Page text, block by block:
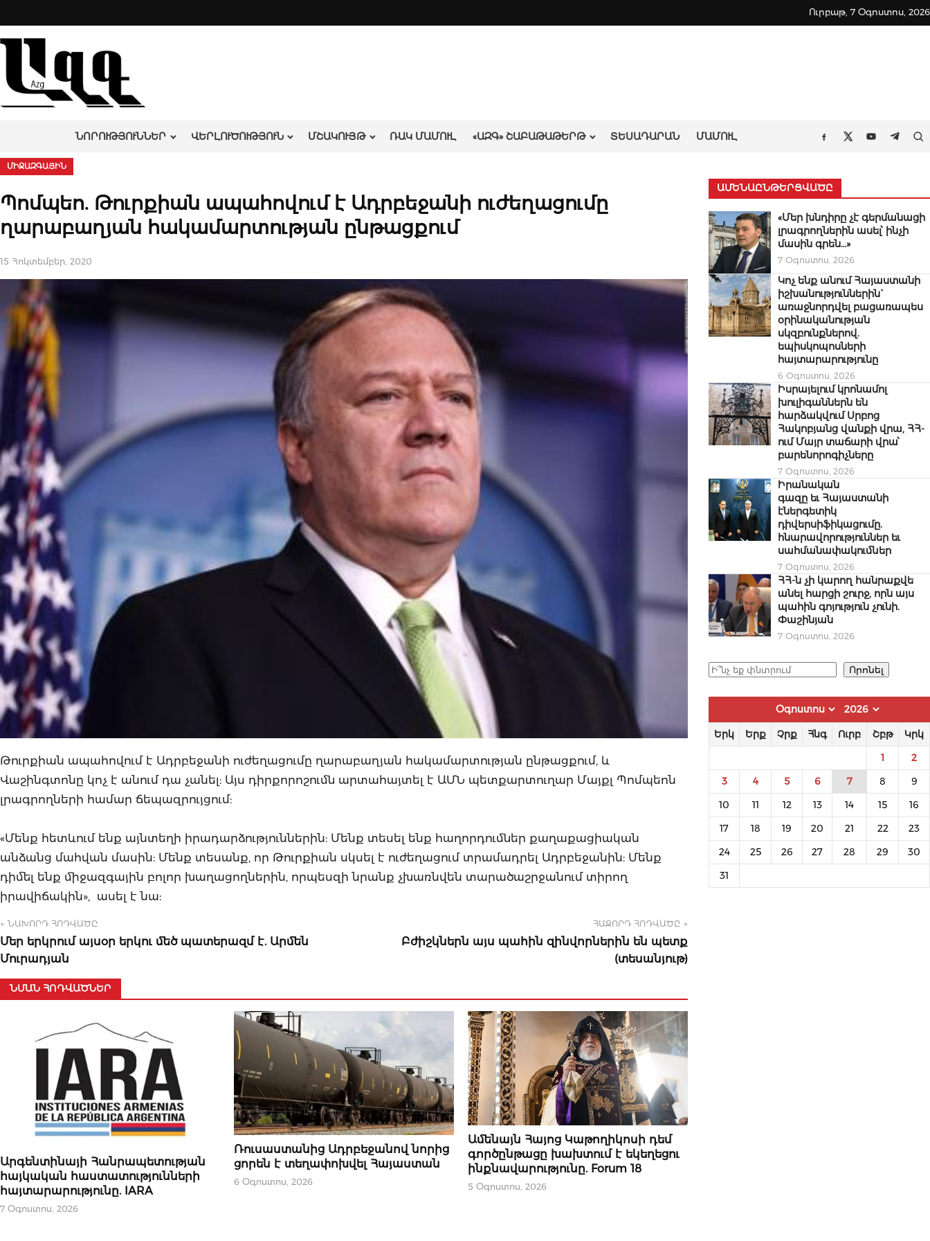
to
content
Ուրբաթ, 7 Օգոստոս, 2026
ՆՈՐՈՒԹՅՈՒՆՆԵՐ ՎԵՐԼՈՒԾՈՒԹՅՈՒՆ ՄՇԱԿՈՒՅԹ ՌԱԿ ՄԱՄՈՒԼ «ԱԶԳ» ՇԱԲԱԹԱԹԵՐԹ ՏԵՍԱԴԱՐԱՆ ՄԱՄՈՒԼ
Facebook
TwitterYoutube
ՄԻՋԱԶԳԱՅԻՆ
Պոմպեո. Թուրքիան ապահովում է Ադրբեջանի ուժեղացումը
ղարաբաղյան հակամարտության ընթացքում
15 Հոկտեմբեր, 2020
Թուրքիան ապահովում է Ադրբեջանի ուժեղացումը ղարաբաղյան հակամարտության ընթացքում, և
Վաշինգտոնը կոչ է անում դա չանել: Այս դիրքորոշումն արտահայտել է ԱՄՆ պետքարտուղար Մայքլ Պոմպեոն
լրագրողների համար ճեպազրույցում:
«Մենք հետևում ենք այնտեղի իրադարձություններին: Մենք տեսել ենք հաղորդումներ քաղաքացիական
անձանց մահվան մասին: Մենք տեսանք, որ Թուրքիան սկսել է ուժեղացում տրամադրել Ադրբեջանին: Մենք
դիմել ենք միջազգային բոլոր խաղացողներին, որպեսզի նրանք չխառնվեն տարածաշրջանում տիրող
իրավիճակին», ասել է նա:
← ՆԱԽՈՐԴ ՀՈԴՎԱԾԸ
Մեր երկրում այսօր երկու մեծ պատերազմ է. Արմեն
Մուրադյան
ՀԱՋՈՐԴ ՀՈԴՎԱԾԸ →
Բժիշկներն այս պահին զինվորներին են պետք
(տեսանյութ)
ՆՄԱՆ ՀՈԴՎԱԾՆԵՐ
ԿԱՐԵՎՈՐԸ
Արգենտինայի Հանրապետության
հայկական հաստատությունների
հայտարարությունը. IARA
7 Օգոստոս, 2026
ՆՈՐՈՒԹՅՈՒՆՆԵՐ
Ռուսաստանից Ադրբեջանով նորից
ցորեն է տեղափոխվել Հայաստան
6 Օգոստոս, 2026
ՄԻՋԱԶԳԱՅԻՆ
Ամենայն Հայոց Կաթողիկոսի դեմ
գործընթացը խախտում է եկեղեցու
ինքնավարությունը. Forum 18
5 Օգոստոս, 2026
ԱՄԵՆԱԸՆԹԵՐՑՎԱԾԸ
«Մեր խնդիրը չէ գերմանացի
լրագրողներին ասել՝ ինչի
մասին գրեն…»
7 Օգոստոս, 2026
Կոչ ենք անում Հայաստանի
իշխանություններին`
առաջնորդվել բացառապես
օրինականության
սկզբունքներով.
եպիսկոպոսների
հայտարարությունը
6 Օգոստոս, 2026
Իսրայելում կրոնամոլ
խուլիգաններն են
հարձակվում Սրբոց
Հակոբյանց վանքի վրա, ՀՀ-
ում Մայր տաճարի վրա՝
բարենորոգիչները
7 Օգոստոս, 2026
Իրանական
գազը եւ Հայաստանի
էներգետիկ
դիվերսիֆիկացումը.
հնարավորություններ եւ
սահմանափակումներ
7 Օգոստոս, 2026
ՀՀ-ն չի կարող հանրաքվե
անել հարցի շուրջ, որն այս
պահին գոյություն չունի.
Փաշինյան
7 Օգոստոս, 2026
Որոնել Որոնել
Երկ Երք Չրք Հնգ Ուրբ Շբթ Կրկ
1 2
3 4 5 6 7 8 9
10 11 12 13 14 15 16
17 18 19 20 21 22 23
24 25 26 27 28 29 30
31